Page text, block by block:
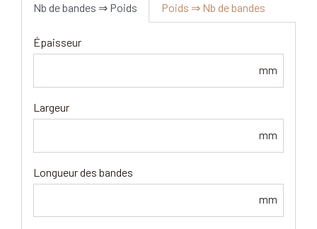
Nb de bandes ⇒ Poids Poids ⇒ Nb de bandes
Épaisseur
mm
Largeur
mm
Longueur des bandes
mm